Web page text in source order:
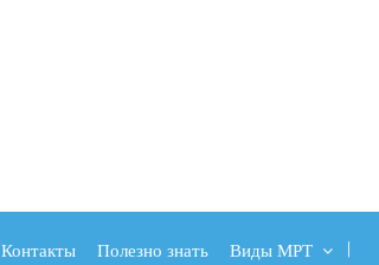
Контакты Полезно знать Виды МРТ